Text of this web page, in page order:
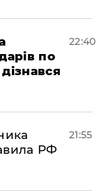
по
22:40
РФ
21:55